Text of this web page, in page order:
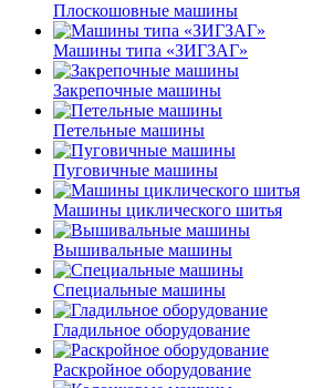
Плоскошовные машины
Машины типа «ЗИГЗАГ»
Закрепочные машины
Петельные машины
Пуговичные машины
Машины циклического шитья
Вышивальные машины
Специальные машины
Гладильное оборудование
Раскройное оборудование